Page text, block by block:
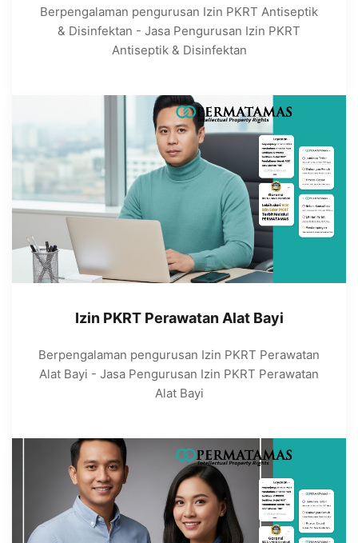
Berpengalaman pengurusan Izin PKRT Antiseptik
& Disinfektan - Jasa Pengurusan Izin PKRT
Antiseptik & Disinfektan
Izin PKRT Perawatan Alat Bayi
Berpengalaman pengurusan Izin PKRT Perawatan
Alat Bayi - Jasa Pengurusan Izin PKRT Perawatan
Alat Bayi